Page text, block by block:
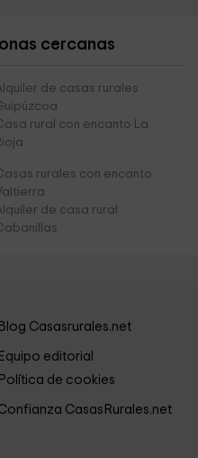
cercanas
de casas rurales
rural con encanto La
rurales con encanto
de casa rural
Blog Casasrurales.net
Equipo editorial
Política de cookies
CasasRurales.net